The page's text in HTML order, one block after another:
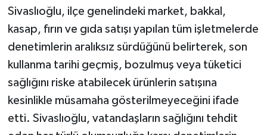
Sivaslıoğlu, ilçe genelindeki market, bakkal,
kasap, fırın ve gıda satışı yapılan tüm işletmelerde
denetimlerin aralıksız sürdüğünü belirterek, son
kullanma tarihi geçmiş, bozulmuş veya tüketici
sağlığını riske atabilecek ürünlerin satışına
kesinlikle müsamaha gösterilmeyeceğini ifade
etti. Sivaslıoğlu, vatandaşların sağlığını tehdit